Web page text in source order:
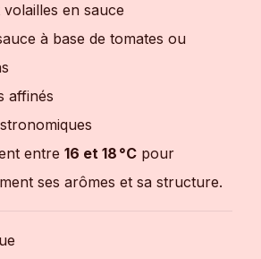
volailles en sauce
à base de tomates ou
affinés
entre 16 et 18 °C pour
ses arômes et sa structure.